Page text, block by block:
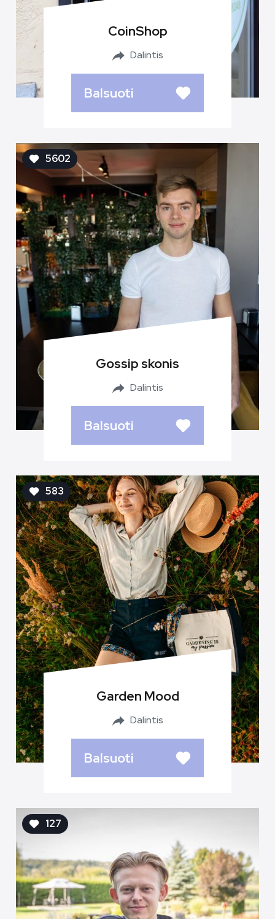
CoinShop
Dalintis
Balsuoti
5602
Gossip skonis
Dalintis
Balsuoti
583
Garden Mood
Dalintis
Balsuoti
127